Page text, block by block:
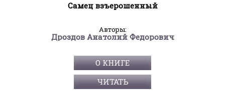
Самец взъерошенный
Авторы:
Дроздов Анатолий Федорович
О КНИГЕ
ЧИТАТЬ